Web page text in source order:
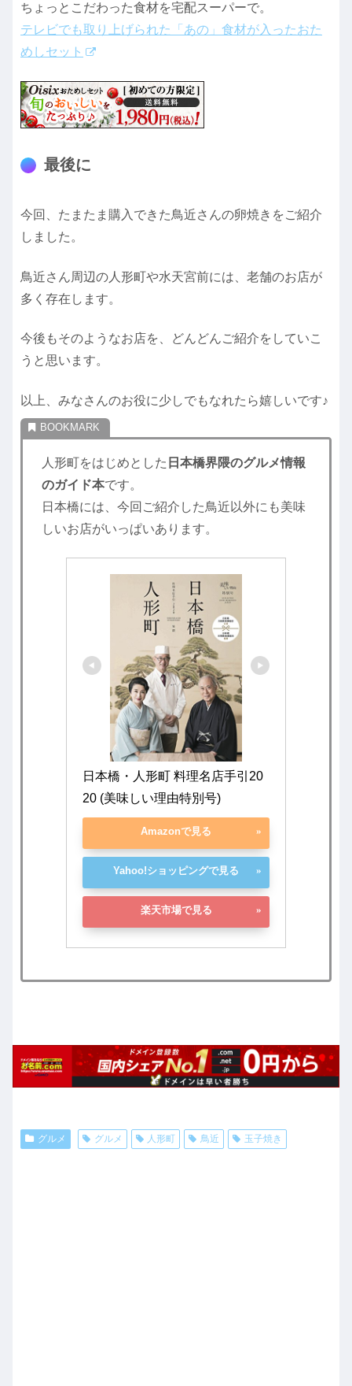
ちょっとこだわった食材を宅配スーパーで。
テレビでも取り上げられた「あの」食材が入ったおた
めしセット
最後に
今回、たまたま購入できた鳥近さんの卵焼きをご紹介
しました。
鳥近さん周辺の人形町や水天宮前には、老舗のお店が
多く存在します。
今後もそのようなお店を、どんどんご紹介をしていこ
うと思います。
以上、みなさんのお役に少しでもなれたら嬉しいです♪
人形町をはじめとした 日本橋界隈のグルメ情報
のガイド本です。
日本橋には、今回ご紹介した鳥近以外にも美味
しいお店がいっぱいあります。
日本橋・人形町 料理名店手引20
20 (美味しい理由特別号)
Amazonで見る
Yahoo!ショッピングで見る
楽天市場で見る
グルメ グルメ 人形町 鳥近 玉子焼き